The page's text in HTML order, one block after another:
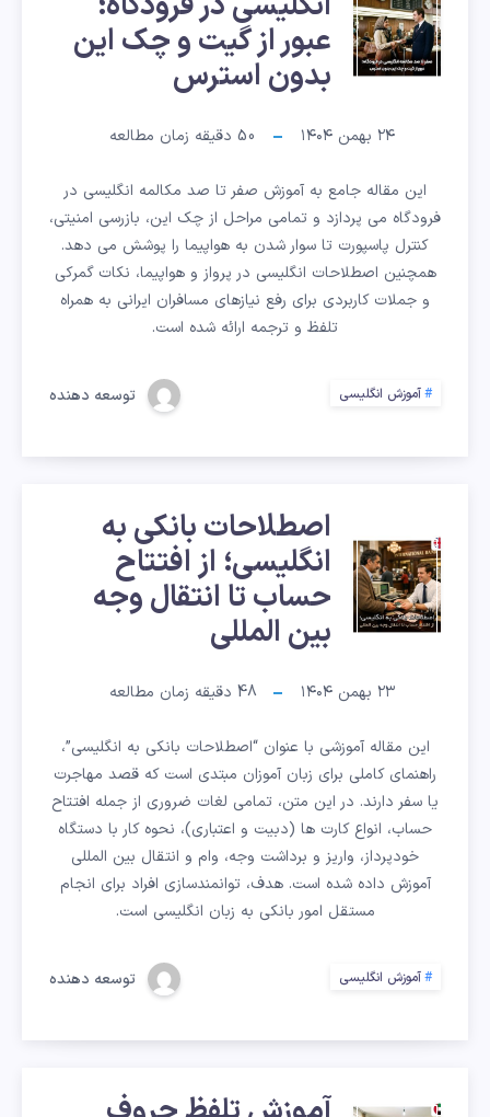
تا
صد
مکالمه
انگلیسی
در
فرودگاه؛
عبور
از
گیت
و
چک
این
بدون
استرس
عبور از گیت و چک این
بدون استرس
۲۴ بهمن ۱۴۰۴ 50 دقیقه زمان مطالعه
این مقاله جامع به آموزش صفر تا صد مکالمه انگلیسی در
فرودگاه می پردازد و تمامی مراحل از چک این، بازرسی امنیتی،
کنترل پاسپورت تا سوار شدن به هواپیما را پوشش می دهد.
همچنین اصطلاحات انگلیسی در پرواز و هواپیما، نکات گمرکی
و جملات کاربردی برای رفع نیازهای مسافران ایرانی به همراه
تلفظ و ترجمه ارائه شده است.
آموزش انگلیسی توسعه دهنده
اصطلاحات
بانکی
به
انگلیسی؛
از
افتتاح
حساب
تا
انتقال
وجه
بین
اصطلاحات بانکی به
انگلیسی؛ از افتتاح
حساب تا انتقال وجه
بین المللی
۲۳ بهمن ۱۴۰۴ 48 دقیقه زمان مطالعه
این مقاله آموزشی با عنوان “اصطلاحات بانکی به انگلیسی”،
راهنمای کاملی برای زبان آموزان مبتدی است که قصد مهاجرت
یا سفر دارند. در این متن، تمامی لغات ضروری از جمله افتتاح
حساب، انواع کارت ها (دبیت و اعتباری)، نحوه کار با دستگاه
خودپرداز، واریز و برداشت وجه، وام و انتقال بین المللی
آموزش داده شده است. هدف، توانمندسازی افراد برای انجام
مستقل امور بانکی به زبان انگلیسی است.
آموزش انگلیسی توسعه دهنده